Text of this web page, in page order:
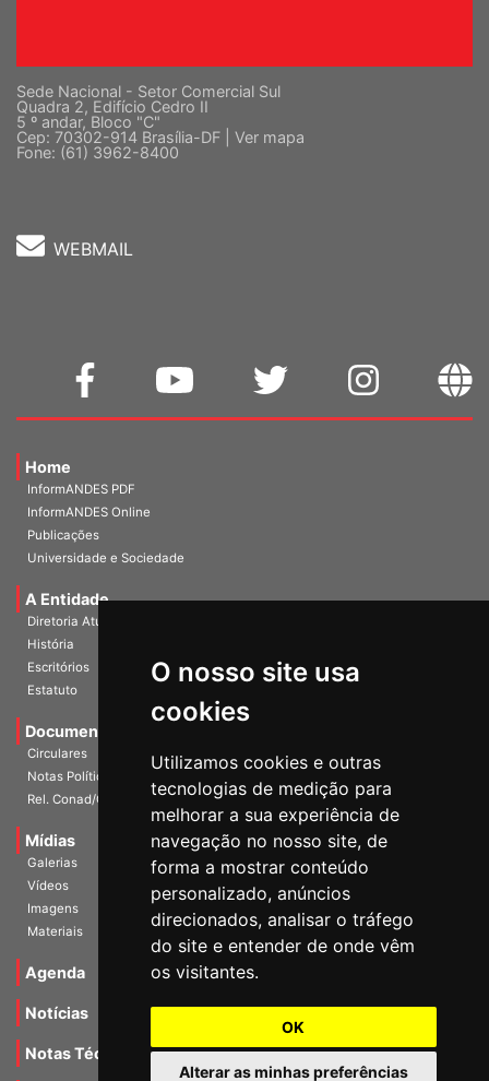
O nosso site usa
cookies
Utilizamos cookies e outras
tecnologias de medição para
melhorar a sua experiência de
navegação no nosso site, de
forma a mostrar conteúdo
personalizado, anúncios
direcionados, analisar o tráfego
do site e entender de onde vêm
os visitantes.
OK
Alterar as minhas preferências
Sede Nacional - Setor Comercial Sul
Quadra 2, Edifício Cedro II
5 º andar, Bloco "C"
Cep: 70302-914 Brasília-DF | Ver mapa
Fone: (61) 3962-8400
WEBMAIL
Home
InformANDES PDF
InformANDES Online
Publicações
Universidade e Sociedade
A Entidade
Diretoria Atual
História
Escritórios
Estatuto
Documentos
Circulares
Notas Políticas
Rel. Conad/Congresso
Mídias
Galerias
Vídeos
Imagens
Materiais
Agenda
Notícias
Notas Técnicas